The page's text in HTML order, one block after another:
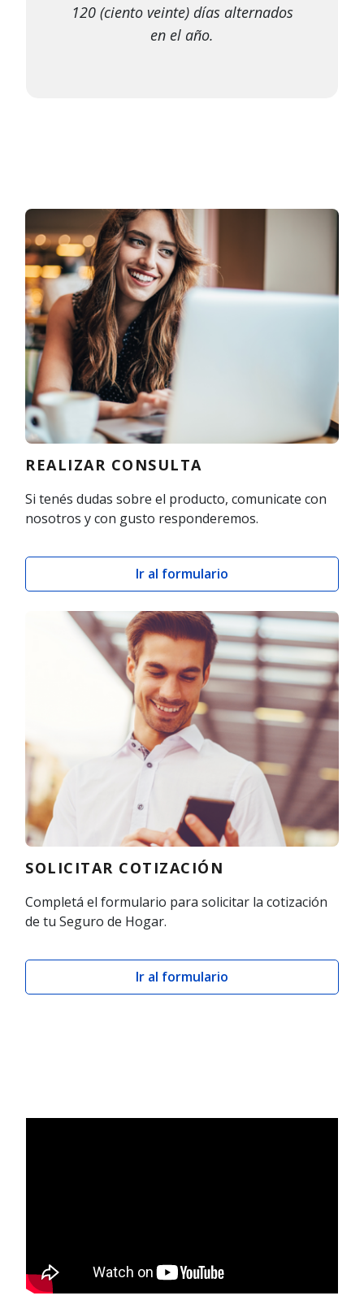
120 (ciento veinte) días alternados
en el año.
REALIZAR CONSULTA
Si tenés dudas sobre el producto, comunicate con
nosotros y con gusto responderemos.
Ir al formulario
SOLICITAR COTIZACIÓN
Completá el formulario para solicitar la cotización
de tu Seguro de Hogar.
Ir al formulario